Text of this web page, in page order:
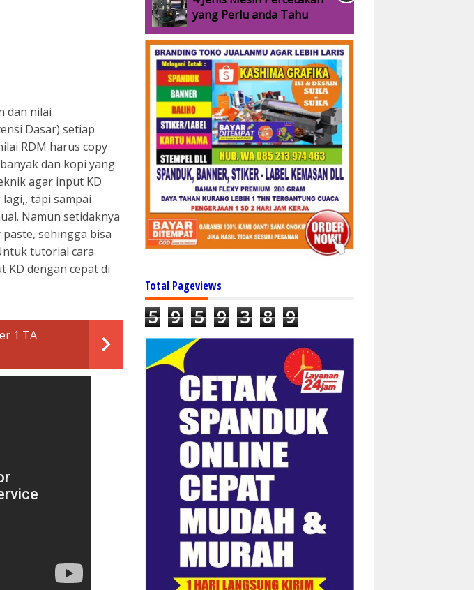
dan nilai
Dasar) setiap
RDM harus copy
dan kopi yang
agar input KD
tapi sampai
Namun setidaknya
sehingga bisa
tutorial cara
KD dengan cepat di
1 TA
yang Perlu anda Tahu
Total Pageviews
5 9 5 9 3 8 9